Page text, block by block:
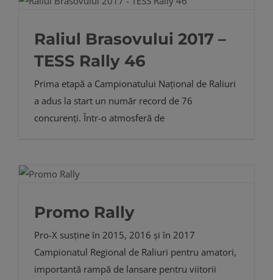
Raliul Brasovului 2017 –
TESS Rally 46
Prima etapă a Campionatului Național de Raliuri
a adus la start un număr record de 76
concurenți. Într-o atmosferă de
Promo Rally
Pro-X susține în 2015, 2016 și în 2017
Campionatul Regional de Raliuri pentru amatori,
importantă rampă de lansare pentru viitorii